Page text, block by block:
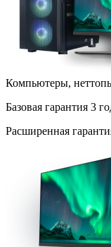
Компьютеры,
Базовая гарантия 3
Расширенная